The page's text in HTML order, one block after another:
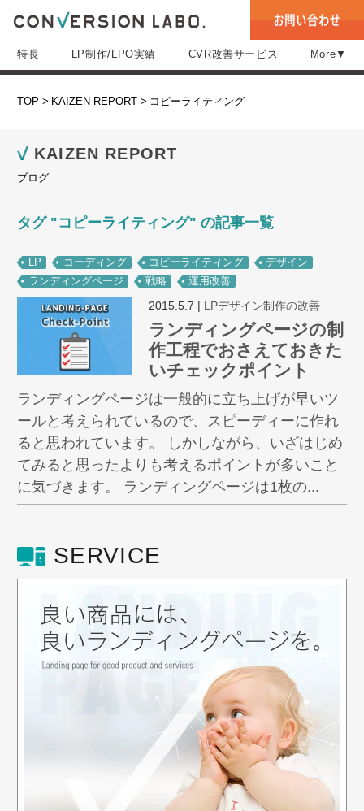
特長 LP制作/LPO実績 CVR改善サービス More▼
TOP > KAIZEN REPORT > コピーライティング
KAIZEN REPORT
ブログ
タグ "コピーライティング" の記事一覧
LP コーディング コピーライティング
デザイン
ランディングページ
戦略 運用改善
2015.5.7 | LPデザイン制作の改善
ランディングページの制
作工程でおさえておきた
いチェックポイント
ランディングページは一般的に立ち上げが早いツ
ールと考えられているので、スピーディーに作れ
ると思われています。 しかしながら、いざはじめ
てみると思ったよりも考えるポイントが多いこと
に気づきます。 ランディングページは1枚の...
SERVICE